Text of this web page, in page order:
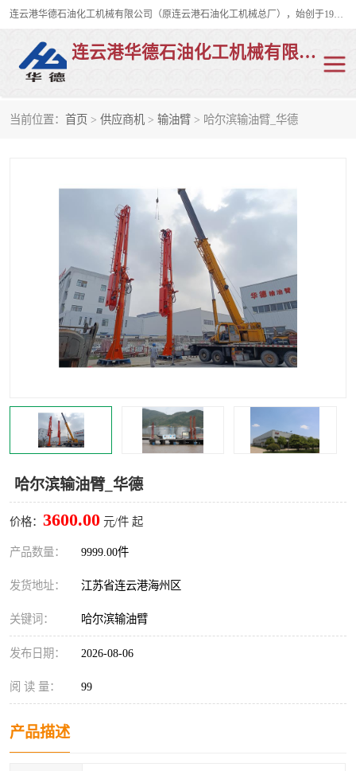
连云港华德石油化工机械有限公司（原连云港石油化工机械总厂），始创于1982年，是从事码头船用流体装卸臂、陆用流体装卸臂（鹤管）、活动梯、钢构平台、定量装车系统等全系列流体装卸设备的设计、制造、销售以及服务的专业供应商。
连云港华德石油化工机械有限公司
当前位置： 首页 > 供应商机 > 输油臂 > 哈尔滨输油臂_华德
哈尔滨输油臂_华德
价格： 3600.00 元/件 起
产品数量： 9999.00件
发货地址： 江苏省连云港海州区
关键词： 哈尔滨输油臂
发布日期： 2026-08-06
阅 读 量： 99
产品描述
活动梯
卸车鹤管
装车鹤管 输油臂
紧急脱离干式接头 火车鹤管
汽车鹤管 顶部鹤管
底部鹤管 低温鹤管
浮动出油装置 鹤管
车臂